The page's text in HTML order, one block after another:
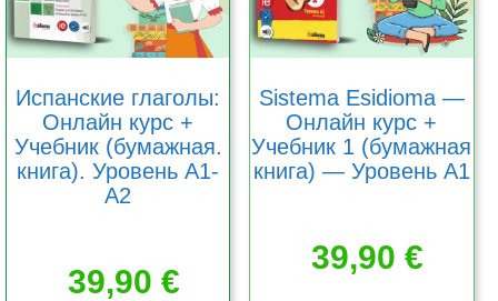
Испанские глаголы:
Онлайн курс +
Учебник (бумажная.
книга). Уровень A1-
A2
39,90 €
Sistema Esidioma —
Онлайн курс +
Учебник 1 (бумажная
книга) — Уровень A1
39,90 €